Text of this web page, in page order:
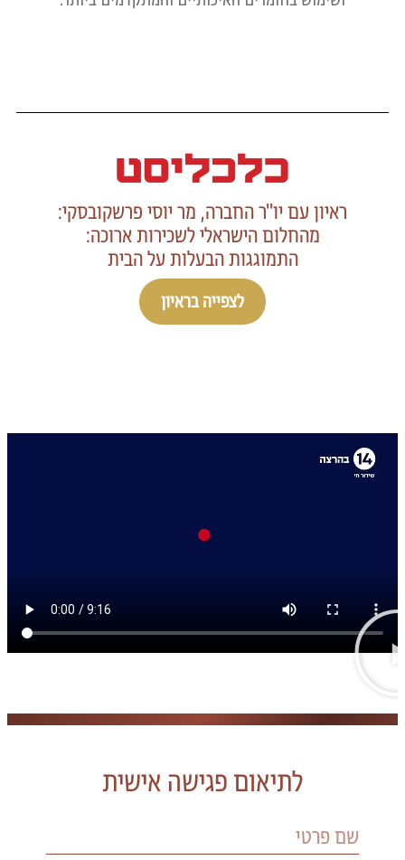
ראיון עם יו"ר החברה, מר יוסי פרשקובסקי:
מהחלום הישראלי לשכירות ארוכה:
התמוגגות הבעלות על הבית
לצפייה בראיון
לתיאום פגישה אישית